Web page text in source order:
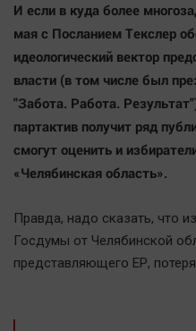
Последняя инстанция
Светская жизнь
Тенденции
Точка на карте
И если в куда более
мая с Посланием Текслер
идеологический вектор
власти (в том числе был
"Забота. Работа.
партактив получит ряд
смогут оценить и
«Челябинская область».
Правда, надо сказать, что
Госдумы от Челябинской
представляющего ЕР,